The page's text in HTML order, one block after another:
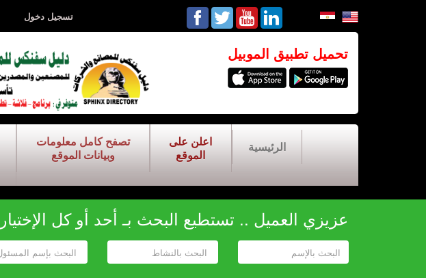
تسجيل دخول
تحميل تطبيق الموبيل
الرئيسية
اعلن على
الموقع
تصفح كامل معلومات
وبيانات الموقع
عزيزي العميل .. تستطيع البحث بـ أحد أو كل